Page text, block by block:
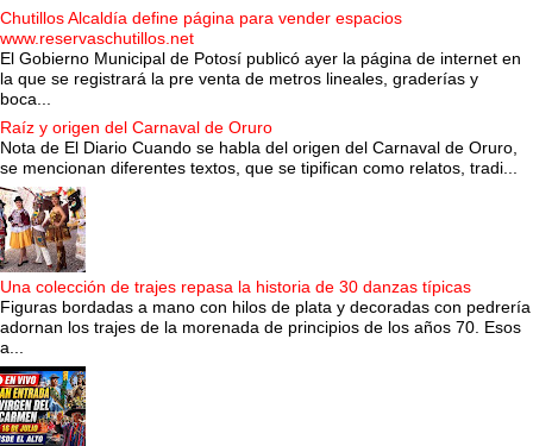
Chutillos Alcaldía define página para vender espacios
www.reservaschutillos.net
El Gobierno Municipal de Potosí publicó ayer la página de internet en
la que se registrará la pre venta de metros lineales, graderías y
boca...
Raíz y origen del Carnaval de Oruro
Nota de El Diario Cuando se habla del origen del Carnaval de Oruro,
se mencionan diferentes textos, que se tipifican como relatos, tradi...
Una colección de trajes repasa la historia de 30 danzas típicas
Figuras bordadas a mano con hilos de plata y decoradas con pedrería
adornan los trajes de la morenada de principios de los años 70. Esos
a...